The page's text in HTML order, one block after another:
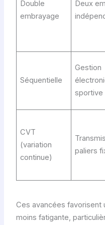
Double
embrayage
Deux
Séquentielle
Gestion
sportive
CVT
(variation
continue)
paliers
Ces avancées favorisent
moins fatigante,